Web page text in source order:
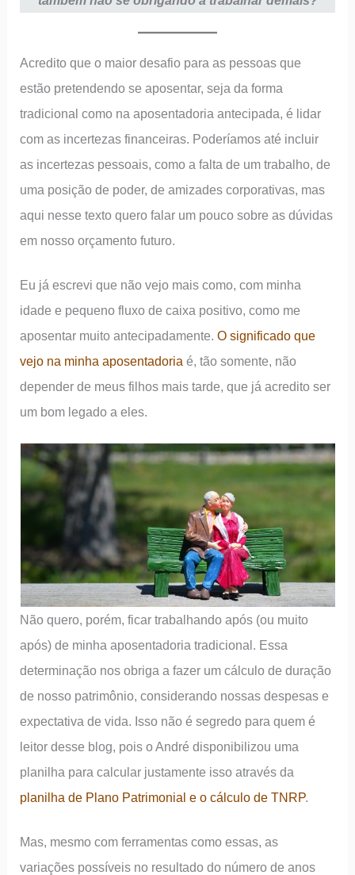
Acredito que o maior desafio para as pessoas que
estão pretendendo se aposentar, seja da forma
tradicional como na aposentadoria antecipada, é lidar
com as incertezas financeiras. Poderíamos até incluir
as incertezas pessoais, como a falta de um trabalho, de
uma posição de poder, de amizades corporativas, mas
aqui nesse texto quero falar um pouco sobre as dúvidas
em nosso orçamento futuro.
Eu já escrevi que não vejo mais como, com minha
idade e pequeno fluxo de caixa positivo, como me
aposentar muito antecipadamente.O significado que
vejo na minha aposentadoriaé, tão somente, não
depender de meus filhos mais tarde, que já acredito ser
um bom legado a eles.
Não quero, porém, ficar trabalhando após (ou muito
após) de minha aposentadoria tradicional. Essa
determinação nos obriga a fazer um cálculo de duração
de nosso patrimônio, considerando nossas despesas e
expectativa de vida. Isso não é segredo para quem é
leitor desse blog, pois o André disponibilizou uma
planilha para calcular justamente isso através da
planilha de Plano Patrimonial e o cálculo de TNRP.
Mas, mesmo com ferramentas como essas, as
variações possíveis no resultado do número de anos